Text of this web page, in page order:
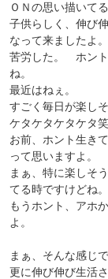
ＯＮの思い描いて
子供らしく、伸び伸
なって来ましたよ。
苦労した。 ホント
ね。
最近はねぇ。
すごく毎日が楽しそ
ケタケタケタケタ笑
お前、ホント生き
って思いますよ。
まぁ、特に楽しそ
てる時ですけどね。
もうホント、アホ
よ。
まぁ、そんな感じ
更に伸び伸び生活